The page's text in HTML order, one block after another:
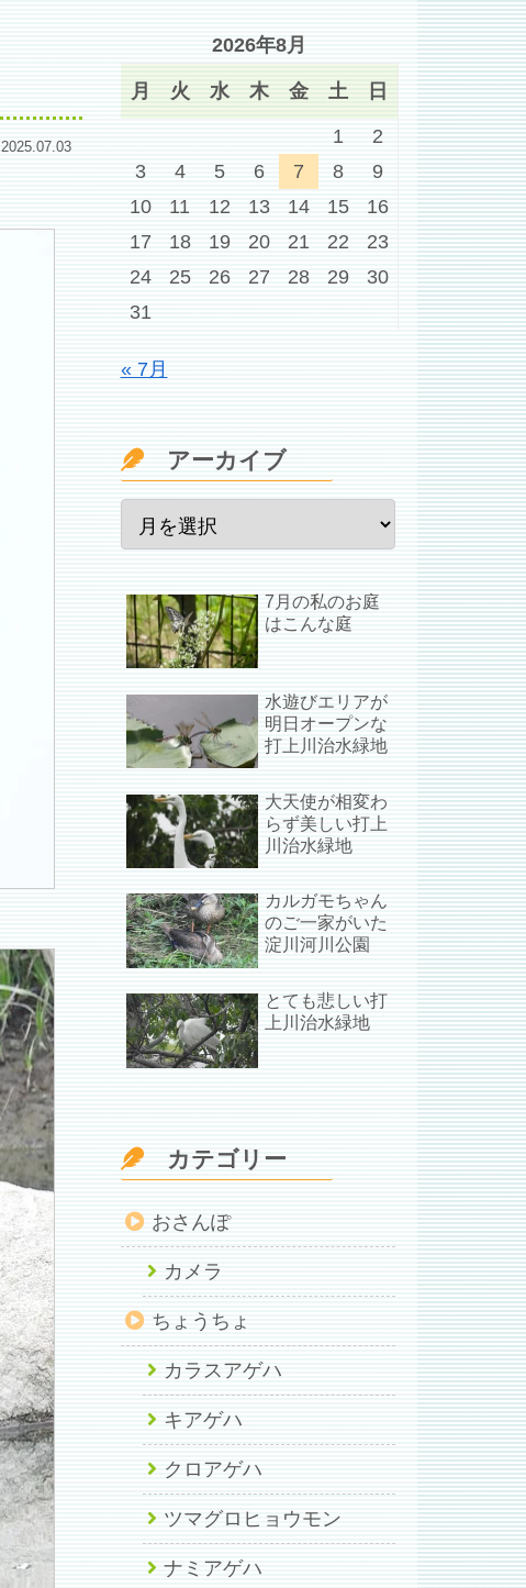
2025.07.03
2026年8月
月 火 水 木 金 土 日
1
2
3
4 5 6 7 8
9
10
11 12 13 14 15
16
17
18 19 20 21 22
23
24
25 26 27 28 29
30
31
« 7月
アーカイブ
7月の私のお庭
はこんな庭
水遊びエリアが
明日オープンな
打上川治水緑地
大天使が相変わ
らず美しい打上
川治水緑地
カルガモちゃん
のご一家がいた
淀川河川公園
とても悲しい打
上川治水緑地
カテゴリー
おさんぽ
カメラ
ちょうちょ
カラスアゲハ
キアゲハ
クロアゲハ
ツマグロヒョウモン
ナミアゲハ